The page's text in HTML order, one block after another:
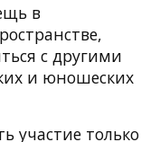
в
с другими
и юношеских
участие только